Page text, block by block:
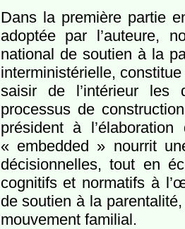
Dans la première partie
adoptée par l’auteure,
national de soutien à la
interministérielle,
saisir de l’intérieur les
processus de
président à
« embedded » nourrit
décisionnelles, tout en
cognitifs et normatifs à
de soutien à la
mouvement familial.